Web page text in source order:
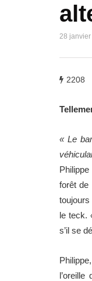
28 janvier
2208
« Le
forêt de
toujours
le teck.
s’il se
l’oreille